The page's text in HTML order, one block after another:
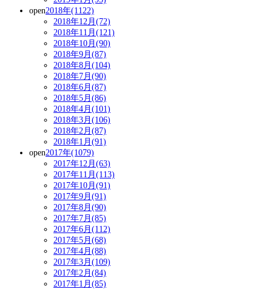
open2018年(1122)
2018年12月(72)
2018年11月(121)
2018年10月(90)
2018年9月(87)
2018年8月(104)
2018年7月(90)
2018年6月(87)
2018年5月(86)
2018年4月(101)
2018年3月(106)
2018年2月(87)
2018年1月(91)
open2017年(1079)
2017年12月(63)
2017年11月(113)
2017年10月(91)
2017年9月(91)
2017年8月(90)
2017年7月(85)
2017年6月(112)
2017年5月(68)
2017年4月(88)
2017年3月(109)
2017年2月(84)
2017年1月(85)